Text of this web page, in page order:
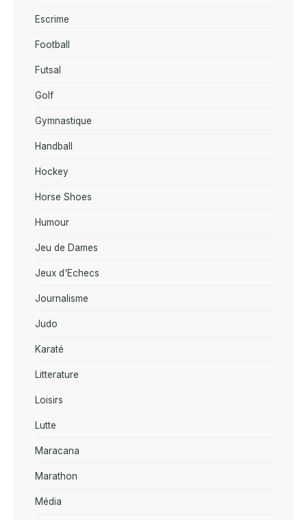
Escrime
Football
Futsal
Golf
Gymnastique
Handball
Hockey
Horse Shoes
Humour
Jeu de Dames
Jeux d'Echecs
Journalisme
Judo
Karaté
Litterature
Loisirs
Lutte
Maracana
Marathon
Média